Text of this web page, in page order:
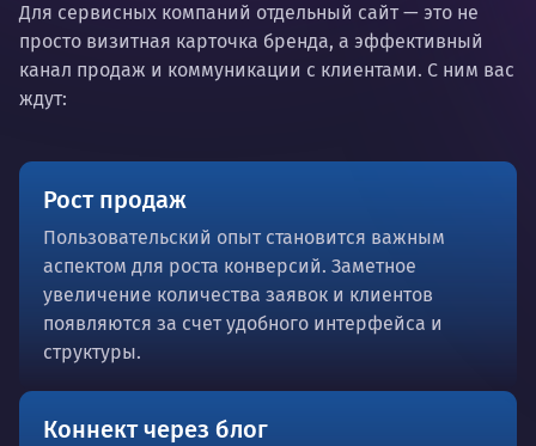
Для сервисных компаний отдельный сайт — это не
просто визитная карточка бренда, а эффективный
канал продаж и коммуникации с клиентами. С ним вас
ждут:
Рост продаж
Пользовательский опыт становится важным
аспектом для роста конверсий. Заметное
увеличение количества заявок и клиентов
появляются за счет удобного интерфейса и
структуры.
Коннект через блог